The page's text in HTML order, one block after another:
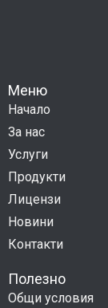
Меню
Начало
За нас
Услуги
Продукти
Лицензи
Новини
Контакти
Полезно
Общи условия